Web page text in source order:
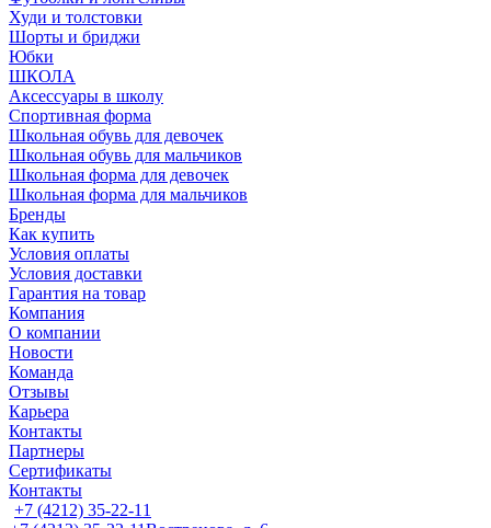
Худи и толстовки
Шорты и бриджи
Юбки
ШКОЛА
Аксессуары в школу
Спортивная форма
Школьная обувь для девочек
Школьная обувь для мальчиков
Школьная форма для девочек
Школьная форма для мальчиков
Бренды
Как купить
Условия оплаты
Условия доставки
Гарантия на товар
Компания
О компании
Новости
Команда
Отзывы
Карьера
Контакты
Партнеры
Сертификаты
Контакты
+7 (4212) 35-22-11